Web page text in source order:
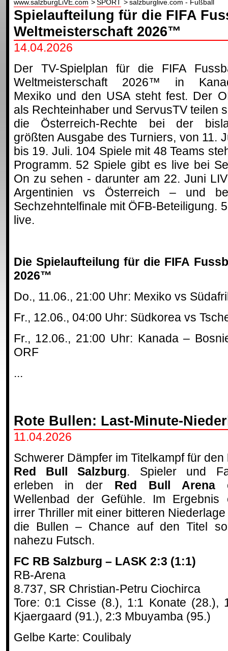
www.salzburgLiVE.com SPORT salzburglive.com - Fußball
Spielaufteilung für die FIFA
Weltmeisterschaft 2026™
14.04.2026
Der TV-Spielplan für die FIFA
Weltmeisterschaft 2026™ in
Mexiko und den USA steht fest. Der
als Rechteinhaber und ServusTV teilen
die Österreich-Rechte bei der
größten Ausgabe des Turniers, von 11.
bis 19. Juli. 104 Spiele mit 48 Teams
Programm. 52 Spiele gibt es live bei
On zu sehen - darunter am 22. Juni
Argentinien vs Österreich – und
Sechzehntelfinale mit ÖFB-Beteiligung.
live.
Die Spielaufteilung für die FIFA
2026™
Do., 11.06., 21:00 Uhr: Mexiko vs
Fr., 12.06., 04:00 Uhr: Südkorea vs
Fr., 12.06., 21:00 Uhr: Kanada –
ORF
...
Rote Bullen: Last-Minute-
11.04.2026
Schwerer Dämpfer im Titelkampf für den
Red Bull Salzburg. Spieler und
erleben in der Red Bull Arena
Wellenbad der Gefühle. Im Ergebnis
irrer Thriller mit einer bitteren
die Bullen – Chance auf den Titel
nahezu Futsch.
FC RB Salzburg – LASK 2:3 (1:1)
RB-Arena
8.737, SR Christian-Petru Ciochirca
Tore: 0:1 Cisse (8.), 1:1 Konate (28.),
Kjaergaard (91.), 2:3 Mbuyamba (95.)
Gelbe Karte: Coulibaly